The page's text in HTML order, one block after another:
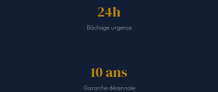
24h
Bâchage urgence
10 ans
Garantie décennale